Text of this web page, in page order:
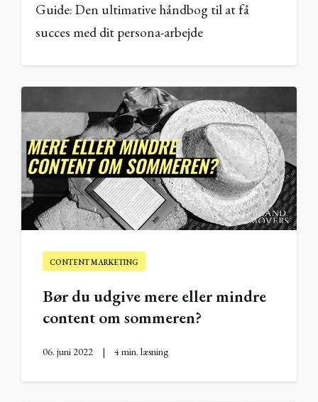
Guide: Den ultimative håndbog til at få
succes med dit persona-arbejde
CONTENT MARKETING
Bør du udgive mere eller mindre
content om sommeren?
06. juni 2022 | 4 min. læsning